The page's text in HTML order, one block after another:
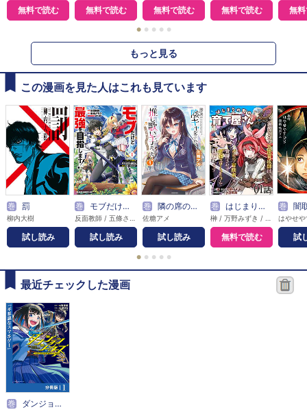
無料で読む 無料で読む 無料で読む 無料で読む 無
● ● ● ● ●
もっと見る
この漫画を見た人はこれも見ています
巻 罰
柳内大樹
試し読み
巻 モブだけど最強を目指します！ ～ゲーム世界に転生した俺は自由に強さを追い求める～
試し読み
巻 隣の席の陰キャ女子が推し歌い手だった～俺の曲を歌ってくれ！～
佐糖アメ
試し読み
巻 はじまりの町の育て屋さん～追放された万能育成師はポンコツ冒険者を覚醒させて最強スローライフを目指します～【単話版】
無料で読む
巻 闇取材
試
● ● ● ● ●
最近チェックした漫画
巻 ダンジョンシーカーズ～スマホアプリからはじまる現代ダンジョン制圧録～【分冊版】